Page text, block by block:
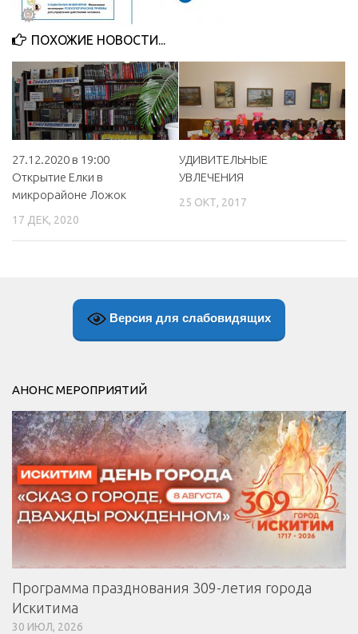
МБУ Дом культуры «Молодость»
МБУ Дом культуры «Октябрь»
МБОУ ДО «Детская школа искусств»
МБОУ ДО «Детская музыкальная школа»
МБУК «Искитимский городской историко-художественный
музей»
МБУ Парк культуры и отдыха им. И.В. Коротеева
МБУК «Централизованная библиотечная система»
ДК «Россия»
Контакты
ПОХОЖИЕ НОВОСТИ...
27.12.2020 в 19:00
Открытие Елки в
микрорайоне Ложок
17 ДЕК, 2020
УДИВИТЕЛЬНЫЕ
УВЛЕЧЕНИЯ
25 ОКТ, 2017
Версия для слабовидящих
АНОНС МЕРОПРИЯТИЙ
Программа празднования 309-летия города
Искитима
30 ИЮЛ, 2026